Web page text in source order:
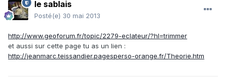
le sablais
Posté(e) 30 mai 2013
http://www.geoforum.fr/topic/2279-eclateur/?hl=trimmer
et aussi sur cette page tu as un lien :
http://jeanmarc.teissandier.pagesperso-orange.fr/Theorie.htm